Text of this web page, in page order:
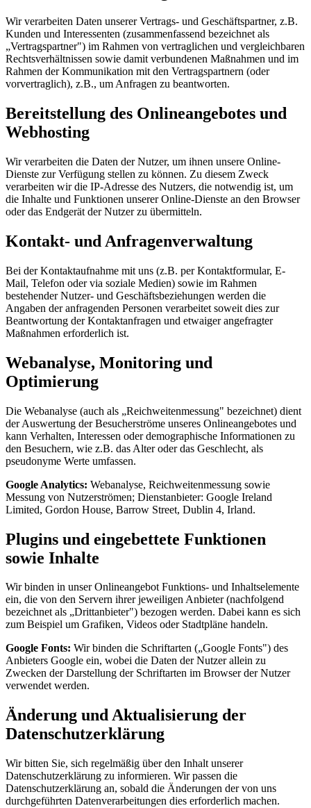
Wir verarbeiten Daten unserer Vertrags- und Geschäftspartner, z.B.
Kunden und Interessenten (zusammenfassend bezeichnet als
„Vertragspartner") im Rahmen von vertraglichen und vergleichbaren
Rechtsverhältnissen sowie damit verbundenen Maßnahmen und im
Rahmen der Kommunikation mit den Vertragspartnern (oder
vorvertraglich), z.B., um Anfragen zu beantworten.
Bereitstellung des Onlineangebotes und
Webhosting
Wir verarbeiten die Daten der Nutzer, um ihnen unsere Online-
Dienste zur Verfügung stellen zu können. Zu diesem Zweck
verarbeiten wir die IP-Adresse des Nutzers, die notwendig ist, um
die Inhalte und Funktionen unserer Online-Dienste an den Browser
oder das Endgerät der Nutzer zu übermitteln.
Kontakt- und Anfragenverwaltung
Bei der Kontaktaufnahme mit uns (z.B. per Kontaktformular, E-
Mail, Telefon oder via soziale Medien) sowie im Rahmen
bestehender Nutzer- und Geschäftsbeziehungen werden die
Angaben der anfragenden Personen verarbeitet soweit dies zur
Beantwortung der Kontaktanfragen und etwaiger angefragter
Maßnahmen erforderlich ist.
Webanalyse, Monitoring und
Optimierung
Die Webanalyse (auch als „Reichweitenmessung" bezeichnet) dient
der Auswertung der Besucherströme unseres Onlineangebotes und
kann Verhalten, Interessen oder demographische Informationen zu
den Besuchern, wie z.B. das Alter oder das Geschlecht, als
pseudonyme Werte umfassen.
Google Analytics: Webanalyse, Reichweitenmessung sowie
Messung von Nutzerströmen; Dienstanbieter: Google Ireland
Limited, Gordon House, Barrow Street, Dublin 4, Irland.
Plugins und eingebettete Funktionen
sowie Inhalte
Wir binden in unser Onlineangebot Funktions- und Inhaltselemente
ein, die von den Servern ihrer jeweiligen Anbieter (nachfolgend
bezeichnet als „Drittanbieter") bezogen werden. Dabei kann es sich
zum Beispiel um Grafiken, Videos oder Stadtpläne handeln.
Google Fonts: Wir binden die Schriftarten („Google Fonts") des
Anbieters Google ein, wobei die Daten der Nutzer allein zu
Zwecken der Darstellung der Schriftarten im Browser der Nutzer
verwendet werden.
Änderung und Aktualisierung der
Datenschutzerklärung
Wir bitten Sie, sich regelmäßig über den Inhalt unserer
Datenschutzerklärung zu informieren. Wir passen die
Datenschutzerklärung an, sobald die Änderungen der von uns
durchgeführten Datenverarbeitungen dies erforderlich machen.